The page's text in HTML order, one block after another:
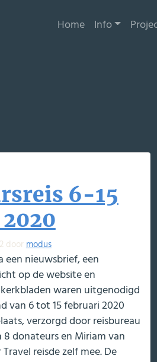
Home Info
6-15
doormodus
een nieuwsbrief, een
op de website en
waren uitgenodigd
van 6 tot 15 februari 2020
verzorgd door reisbureau
8 donateurs en Miriam van
reisde zelf mee. De